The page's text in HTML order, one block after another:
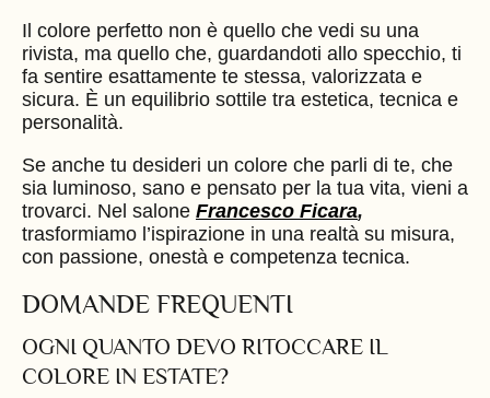
Il colore perfetto non è quello che vedi su una
rivista, ma quello che, guardandoti allo specchio, ti
fa sentire esattamente te stessa, valorizzata e
sicura. È un equilibrio sottile tra estetica, tecnica e
personalità.
Se anche tu desideri un colore che parli di te, che
sia luminoso, sano e pensato per la tua vita, vieni a
trovarci. Nel salone Francesco Ficara,
trasformiamo l’ispirazione in una realtà su misura,
con passione, onestà e competenza tecnica.
DOMANDE FREQUENTI
OGNI QUANTO DEVO RITOCCARE IL
COLORE IN ESTATE?